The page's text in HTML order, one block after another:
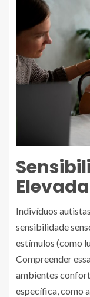
Elevada
Indivíduos
sensibilidade
estímulos (como
Compreender
ambientes
específica, como